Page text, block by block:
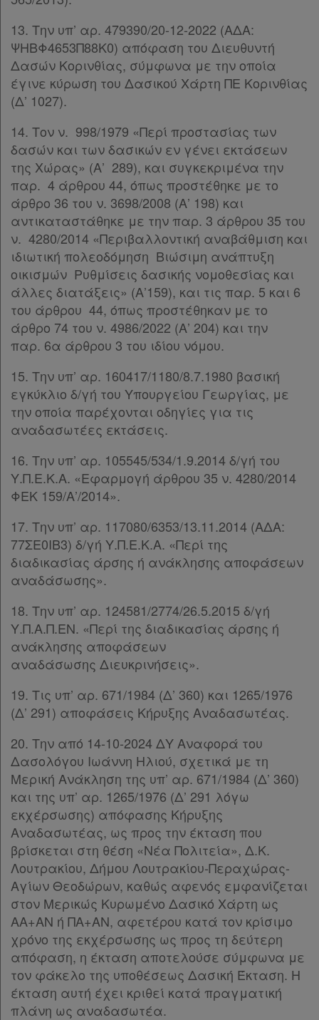
Πληροφορίες
Εταιρεία
Επικοινωνία
Όροι
χρήσης
Πολιτική
απορρήτου
και
cookies
Συνδρομής
Ατομική
συνδρομή
Ομαδικά
πακέτα
Παροχές
σε
Ενεργοί
συνδρομητές
Τα
αγαπημένα
μου
Οι
σημειώσεις
μου
Ψάχνω
και
δε
βρίσκω
13. Την υπ’ αρ. 479390/20-12-2022 (ΑΔΑ:
ΨΗΒΦ4653Π88Κ0) απόφαση του Διευθυντή
Δασών Κορινθίας, σύμφωνα με την οποία
έγινε κύρωση του Δασικού Χάρτη ΠΕ Κορινθίας
(Δ’ 1027).
14. Τον ν. 998/1979 «Περί προστασίας των
δασών και των δασικών εν γένει εκτάσεων
της Χώρας» (Α’ 289), και συγκεκριμένα την
παρ. 4 άρθρου 44, όπως προστέθηκε με το
άρθρο 36 του ν. 3698/2008 (Α’ 198) και
αντικαταστάθηκε με την παρ. 3 άρθρου 35 του
ν. 4280/2014 «Περιβαλλοντική αναβάθμιση και
ιδιωτική πολεοδόμηση Βιώσιμη ανάπτυξη
οικισμών Ρυθμίσεις δασικής νομοθεσίας και
άλλες διατάξεις» (Α’159), και τις παρ. 5 και 6
του άρθρου 44, όπως προστέθηκαν με το
άρθρο 74 του ν. 4986/2022 (Α’ 204) και την
παρ. 6α άρθρου 3 του ιδίου νόμου.
15. Την υπ’ αρ. 160417/1180/8.7.1980 βασική
εγκύκλιο δ/γή του Υπουργείου Γεωργίας, με
την οποία παρέχονται οδηγίες για τις
αναδασωτέες εκτάσεις.
16. Την υπ’ αρ. 105545/534/1.9.2014 δ/γή του
Υ.Π.Ε.Κ.Α. «Εφαρμογή άρθρου 35 ν. 4280/2014
ΦΕΚ 159/Α’/2014».
17. Την υπ’ αρ. 117080/6353/13.11.2014 (ΑΔΑ:
77ΣΕ0ΙΒ3) δ/γή Υ.Π.Ε.Κ.Α. «Περί της
διαδικασίας άρσης ή ανάκλησης αποφάσεων
αναδάσωσης».
18. Την υπ’ αρ. 124581/2774/26.5.2015 δ/γή
Υ.Π.Α.Π.ΕΝ. «Περί της διαδικασίας άρσης ή
ανάκλησης αποφάσεων
αναδάσωσης Διευκρινήσεις».
19. Τις υπ’ αρ. 671/1984 (Δ’ 360) και 1265/1976
(Δ’ 291) αποφάσεις Κήρυξης Αναδασωτέας.
20. Την από 14-10-2024 ΔΥ Αναφορά του
Δασολόγου Ιωάννη Ηλιού, σχετικά με τη
Μερική Ανάκληση της υπ’ αρ. 671/1984 (Δ’ 360)
και της υπ’ αρ. 1265/1976 (Δ’ 291 λόγω
εκχέρσωσης) απόφασης Κήρυξης
Αναδασωτέας, ως προς την έκταση που
βρίσκεται στη θέση «Νέα Πολιτεία», Δ.Κ.
Λουτρακίου, Δήμου Λουτρακίου-Περαχώρας-
Αγίων Θεοδώρων, καθώς αφενός εμφανίζεται
στον Μερικώς Κυρωμένο Δασικό Χάρτη ως
ΑΑ+ΑΝ ή ΠΑ+ΑΝ, αφετέρου κατά τον κρίσιμο
χρόνο της εκχέρσωσης ως προς τη δεύτερη
απόφαση, η έκταση αποτελούσε σύμφωνα με
τον φάκελο της υποθέσεως Δασική Έκταση. Η
έκταση αυτή έχει κριθεί κατά πραγματική
πλάνη ως αναδασωτέα.